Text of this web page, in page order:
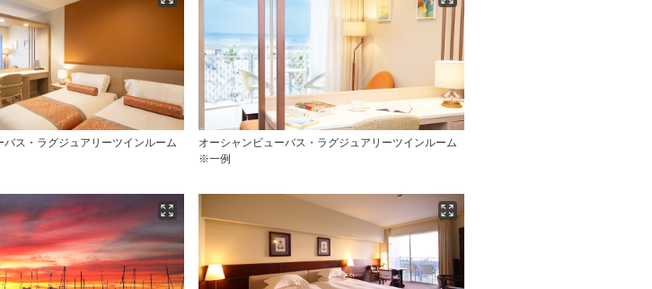
バス・ラグジュアリーツインルーム
オーシャンビューバス・ラグジュアリーツインルーム
※一例